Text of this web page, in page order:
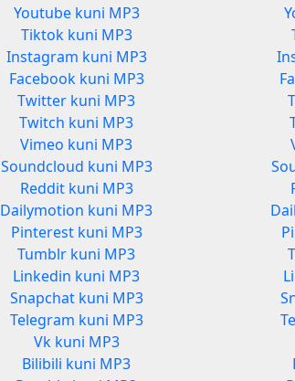
Youtube kuni MP3
Tiktok kuni MP3
Instagram kuni MP3
Facebook kuni MP3
Twitter kuni MP3
Twitch kuni MP3
Vimeo kuni MP3
Soundcloud kuni MP3
Reddit kuni MP3
Dailymotion kuni MP3
Pinterest kuni MP3
Tumblr kuni MP3
Linkedin kuni MP3
Snapchat kuni MP3
Telegram kuni MP3
Vk kuni MP3
Bilibili kuni MP3